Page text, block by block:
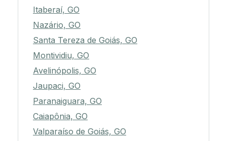
Itaberaí, GO
Nazário, GO
Santa Tereza de Goiás, GO
Montividiu, GO
Avelinópolis, GO
Jaupaci, GO
Paranaiguara, GO
Caiapônia, GO
Valparaíso de Goiás, GO